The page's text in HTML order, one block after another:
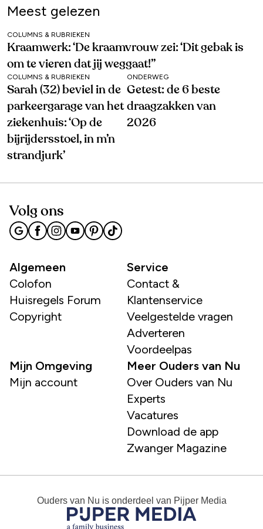
Meest gelezen
COLUMNS & RUBRIEKEN
Kraamwerk: ‘De kraamvrouw zei: ‘Dit gebak is
om te vieren dat jij weggaat!’’
COLUMNS & RUBRIEKEN
Sarah (32) beviel in de
parkeergarage van het
ziekenhuis: ‘Op de
bijrijdersstoel, in m’n
strandjurk’
ONDERWEG
Getest: de 6 beste
draagzakken van
2026
Volg ons
Algemeen
Colofon
Huisregels Forum
Copyright
Service
Contact &
Klantenservice
Veelgestelde vragen
Adverteren
Voordeelpas
Mijn Omgeving
Mijn account
Meer Ouders van Nu
Over Ouders van Nu
Experts
Vacatures
Download de app
Zwanger Magazine
Ouders van Nu is onderdeel van Pijper Media